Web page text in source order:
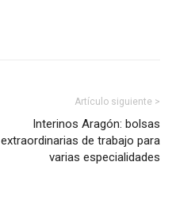
Artículo siguiente >
Interinos Aragón: bolsas
extraordinarias de trabajo para
varias especialidades